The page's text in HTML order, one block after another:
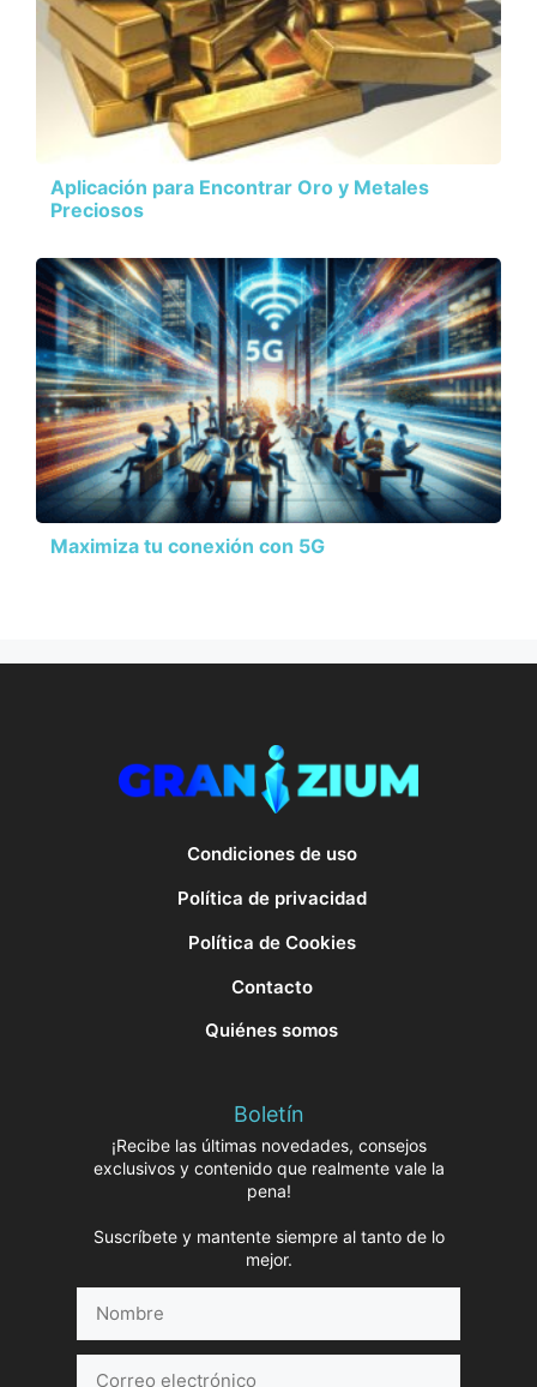
Aplicación para Encontrar Oro y Metales
Preciosos
Maximiza tu conexión con 5G
Condiciones de uso
Política de privacidad
Política de Cookies
Contacto
Quiénes somos
Boletín
¡Recibe las últimas novedades, consejos
exclusivos y contenido que realmente vale la
pena!
Suscríbete y mantente siempre al tanto de lo
mejor.